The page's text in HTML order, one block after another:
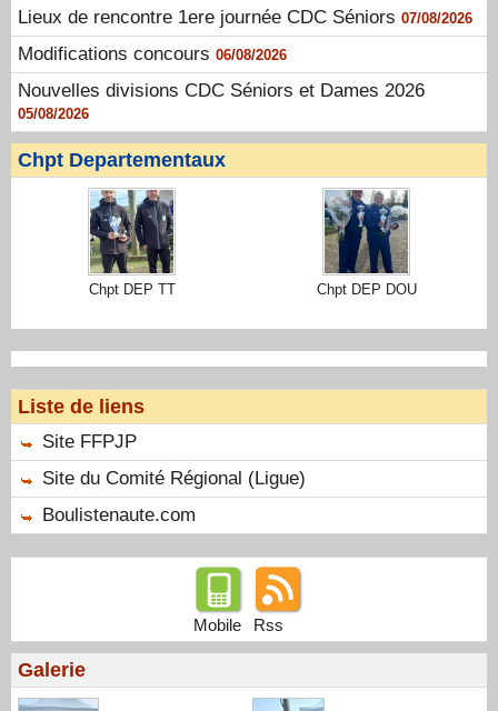
Lieux de rencontre 1ere journée CDC Séniors 07/08/2026
Modifications concours 06/08/2026
Nouvelles divisions CDC Séniors et Dames 2026
05/08/2026
Chpt Departementaux
Chpt DEP TT Chpt DEP DOU
Liste de liens
Site FFPJP
Site du Comité Régional (Ligue)
Boulistenaute.com
Mobile Rss
Galerie